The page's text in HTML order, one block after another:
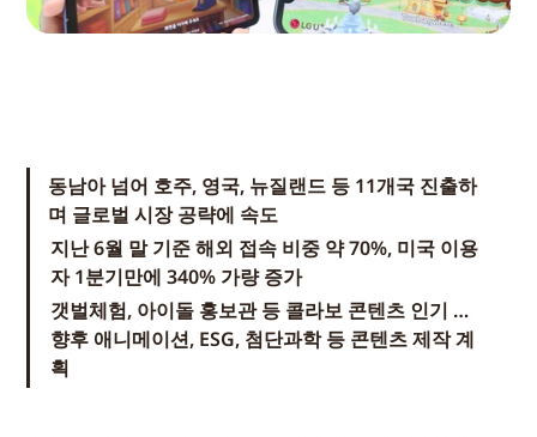
동남아 넘어 호주, 영국, 뉴질랜드 등 11개국 진출하
며 글로벌 시장 공략에 속도
지난 6월 말 기준 해외 접속 비중 약 70%, 미국 이용
자 1분기만에 340% 가량 증가
갯벌체험, 아이돌 홍보관 등 콜라보 콘텐츠 인기 …
향후 애니메이션, ESG, 첨단과학 등 콘텐츠 제작 계
획